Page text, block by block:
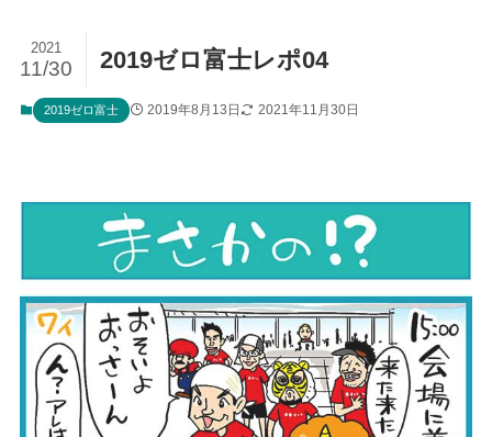
2019ゼロ富士レポ04
2021
11/30
2019ゼロ富士 2019年8月13日 2021年11月30日